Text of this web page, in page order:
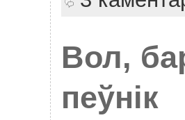
Вол,
пеўнік